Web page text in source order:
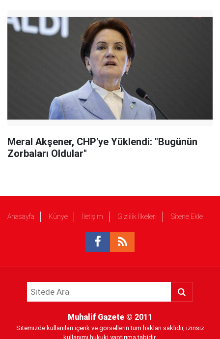
Meral Akşener, CHP'ye Yüklendi: "Bugünün
Zorbaları Oldular"
Anasayfa Künye İletişim Gizlilik İlkeleri Sitene Ekle
Muhalif Gazete © 2011
Sitemizde kullanılan içerik ve görsellerin tüm hakları saklıdır, izinsiz
kullanımı hukuki yaptırıma tabidir.